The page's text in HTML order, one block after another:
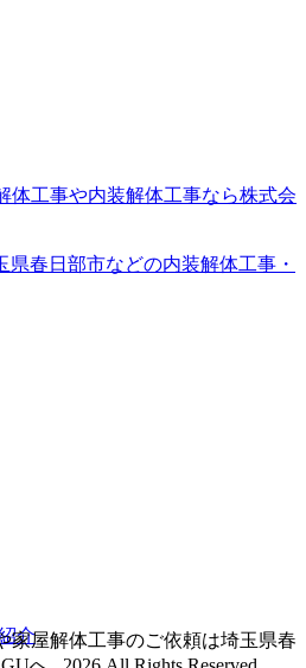
春日部市などの内装解体工事・
家屋解体工事のご依頼は埼玉県春